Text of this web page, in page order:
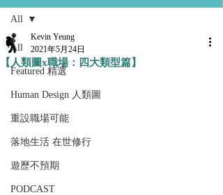
All
Featured 精選
Human Design 人類圖
重設職場可能
落地生活 在世修行
遊歷不預期
PODCAST
All
【人類圖x職場：四大類型篇】
Kevin Yeung
2021年5月24日